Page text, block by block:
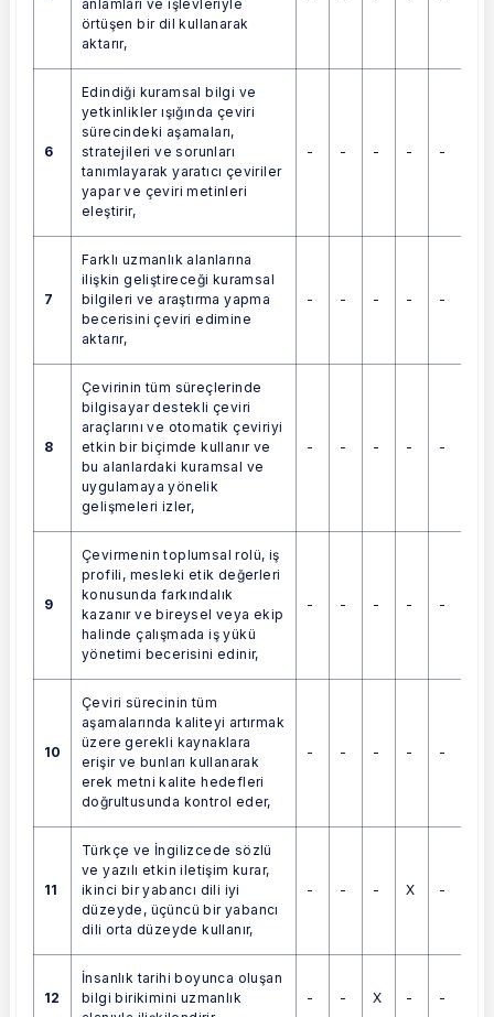
anlamları ve işlevleriyle
örtüşen bir dil kullanarak
aktarır,
6
Edindiği kuramsal bilgi ve
yetkinlikler ışığında çeviri
sürecindeki aşamaları,
stratejileri ve sorunları
tanımlayarak yaratıcı çeviriler
yapar ve çeviri metinleri
eleştirir,
- - - - -
7
Farklı uzmanlık alanlarına
ilişkin geliştireceği kuramsal
bilgileri ve araştırma yapma
becerisini çeviri edimine
aktarır,
- - - - -
8
Çevirinin tüm süreçlerinde
bilgisayar destekli çeviri
araçlarını ve otomatik çeviriyi
etkin bir biçimde kullanır ve
bu alanlardaki kuramsal ve
uygulamaya yönelik
gelişmeleri izler,
- - - - -
9
Çevirmenin toplumsal rolü, iş
profili, mesleki etik değerleri
konusunda farkındalık
kazanır ve bireysel veya ekip
halinde çalışmada iş yükü
yönetimi becerisini edinir,
- - - - -
10
Çeviri sürecinin tüm
aşamalarında kaliteyi artırmak
üzere gerekli kaynaklara
erişir ve bunları kullanarak
erek metni kalite hedefleri
doğrultusunda kontrol eder,
- - - - -
11
Türkçe ve İngilizcede sözlü
ve yazılı etkin iletişim kurar,
ikinci bir yabancı dili iyi
düzeyde, üçüncü bir yabancı
dili orta düzeyde kullanır,
- - - X -
12
İnsanlık tarihi boyunca oluşan
bilgi birikimini uzmanlık
- - X - -